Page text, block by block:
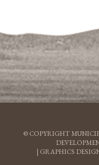
© COPYRIGHT
| GRAPHICS